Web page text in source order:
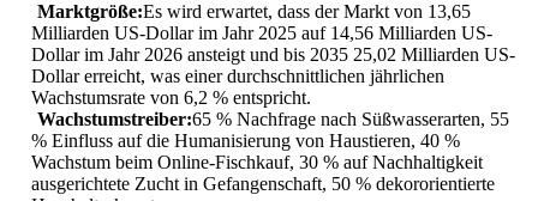
Marktgröße:Es wird erwartet, dass der Markt von 13,65
Milliarden US-Dollar im Jahr 2025 auf 14,56 Milliarden US-
Dollar im Jahr 2026 ansteigt und bis 2035 25,02 Milliarden US-
Dollar erreicht, was einer durchschnittlichen jährlichen
Wachstumsrate von 6,2 % entspricht.
Wachstumstreiber:65 % Nachfrage nach Süßwasserarten, 55
% Einfluss auf die Humanisierung von Haustieren, 40 %
Wachstum beim Online-Fischkauf, 30 % auf Nachhaltigkeit
ausgerichtete Zucht in Gefangenschaft, 50 % dekororientierte